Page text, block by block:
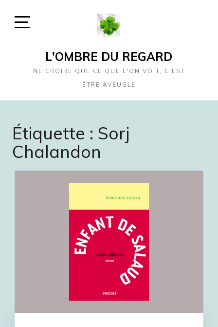
SidebarL'OMBRE DU REGARD
NE CROIRE QUE CE QUE L'ON VOIT, C'EST
ÊTRE AVEUGLE
Étiquette : Sorj
Chalandon